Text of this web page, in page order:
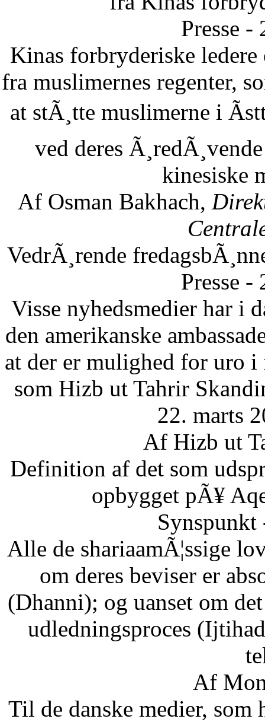
Presse -
Kinas forbryderiske ledere
fra muslimernes regenter,
at stÃ¸tte muslimerne i
ved deres
kinesiske
Af Osman Bakhach,
VedrÃ¸rende
Presse -
Visse nyhedsmedier har i
den amerikanske
at der er mulighed for uro i
som Hizb ut Tahrir
22. marts
Af Hizb ut
Definition af det som
opbygget pÃ¥
Synspunkt
Alle de shariaamÃ¦ssige
om deres beviser er
(Dhanni); og uanset om
udledningsproces
Af
Til de danske medier, som